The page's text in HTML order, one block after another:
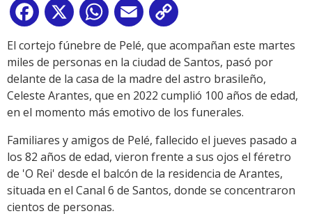
Facebook
X WhatsApp
Email
Link
El cortejo fúnebre de Pelé, que acompañan este martes
miles de personas en la ciudad de Santos, pasó por
delante de la casa de la madre del astro brasileño,
Celeste Arantes, que en 2022 cumplió 100 años de edad,
en el momento más emotivo de los funerales.
Familiares y amigos de Pelé, fallecido el jueves pasado a
los 82 años de edad, vieron frente a sus ojos el féretro
de 'O Rei' desde el balcón de la residencia de Arantes,
situada en el Canal 6 de Santos, donde se concentraron
cientos de personas.